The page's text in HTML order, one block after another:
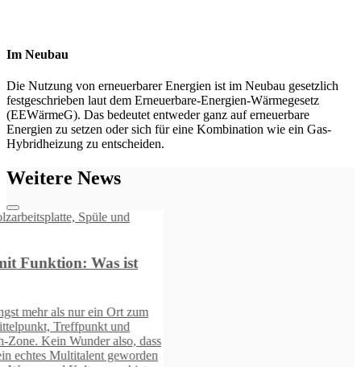
Im Neubau​
Die Nutzung von erneuerbarer Energien ist im Neubau gesetzlich
festgeschrieben laut dem Erneuerbare-Energien-Wärmegesetz
(EEWärmeG). Das bedeutet entweder ganz auf erneuerbare
Energien zu setzen oder sich für eine Kombination wie ein Gas-
Hybridheizung zu entscheiden.
Weitere News